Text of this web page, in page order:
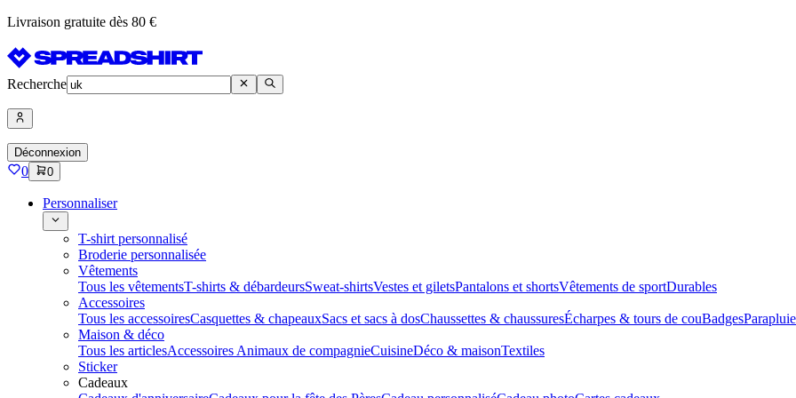
Livraison gratuite dès 80 €
Recherche
Déconnexion
0 0
Personnaliser
T-shirt personnalisé
Broderie personnalisée
Vêtements
Tous les vêtementsT-shirts & débardeursSweat-shirtsVestes et giletsPantalons et shortsVêtements de sportDurables
Accessoires
Tous les accessoiresCasquettes & chapeauxSacs et sacs à dosChaussettes & chaussuresÉcharpes & tours de couBadges
Maison & déco
Tous les articlesAccessoires Animaux de compagnieCuisineDéco & maisonTextiles
Sticker
Cadeaux